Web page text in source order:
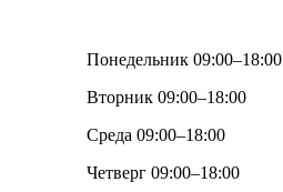
Понедельник 09:00–18:00
Вторник 09:00–18:00
Среда 09:00–18:00
Четверг 09:00–18:00